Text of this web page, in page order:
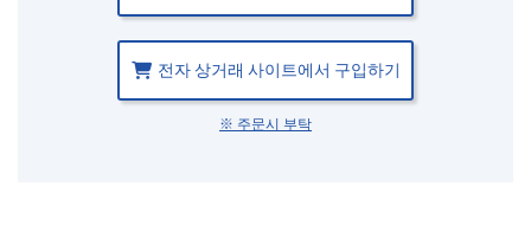
전자 상거래 사이트에서 구입하기
※ 주문시 부탁